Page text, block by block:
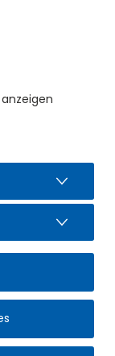
als Azubi bei